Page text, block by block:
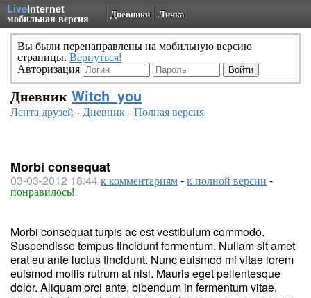
LiveInternet
мобильная версия Дневники Личка
Вы были перенаправлены на мобильную версию
страницы. Вернуться!
Авторизация
Дневник Witch_you
Лента друзей -Дневник-Полная версия
Morbi consequat
03-03-2012 18:44к комментариям-к полной версии -
понравилось!
Morbi consequat turpis ac est vestibulum commodo.
Suspendisse tempus tincidunt fermentum. Nullam sit amet
erat eu ante luctus tincidunt. Nunc euismod mi vitae lorem
euismod mollis rutrum at nisl. Mauris eget pellentesque
dolor. Aliquam orci ante, bibendum in fermentum vitae,